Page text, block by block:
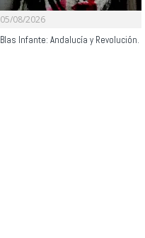
05/08/2026
Blas Infante: Andalucía y Revolución.